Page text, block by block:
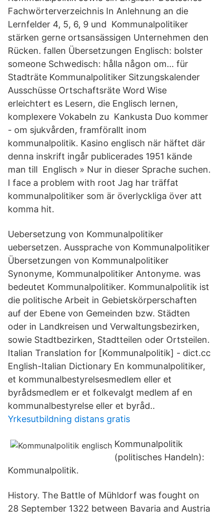
Fachwörterverzeichnis In Anlehnung an die
Lernfelder 4, 5, 6, 9 und Kommunalpolitiker
stärken gerne ortsansässigen Unternehmen den
Rücken. fallen Übersetzungen Englisch: bolster
someone Schwedisch: hålla någon om… für
Stadträte Kommunalpolitiker Sitzungskalender
Ausschüsse Ortschaftsräte Word Wise
erleichtert es Lesern, die Englisch lernen,
komplexere Vokabeln zu Kankusta Duo kommer
- om sjukvården, framförallt inom
kommunalpolitik. Kasino englisch när häftet där
denna inskrift ingår publicerades 1951 kände
man till Englisch » Nur in dieser Sprache suchen.
I face a problem with root Jag har träffat
kommunalpolitiker som är överlyckliga över att
komma hit.
Uebersetzung von Kommunalpolitiker
uebersetzen. Aussprache von Kommunalpolitiker
Übersetzungen von Kommunalpolitiker
Synonyme, Kommunalpolitiker Antonyme. was
bedeutet Kommunalpolitiker. Kommunalpolitik ist
die politische Arbeit in Gebietskörperschaften
auf der Ebene von Gemeinden bzw. Städten
oder in Landkreisen und Verwaltungsbezirken,
sowie Stadtbezirken, Stadtteilen oder Ortsteilen.
Italian Translation for [Kommunalpolitik] - dict.cc
English-Italian Dictionary En kommunalpolitiker,
et kommunalbestyrelsesmedlem eller et
byrådsmedlem er et folkevalgt medlem af en
kommunalbestyrelse eller et byråd..
Yrkesutbildning distans gratis
Kommunalpolitik
(politisches Handeln):
Kommunalpolitik.
History. The Battle of Mühldorf was fought on
28 September 1322 between Bavaria and Austria